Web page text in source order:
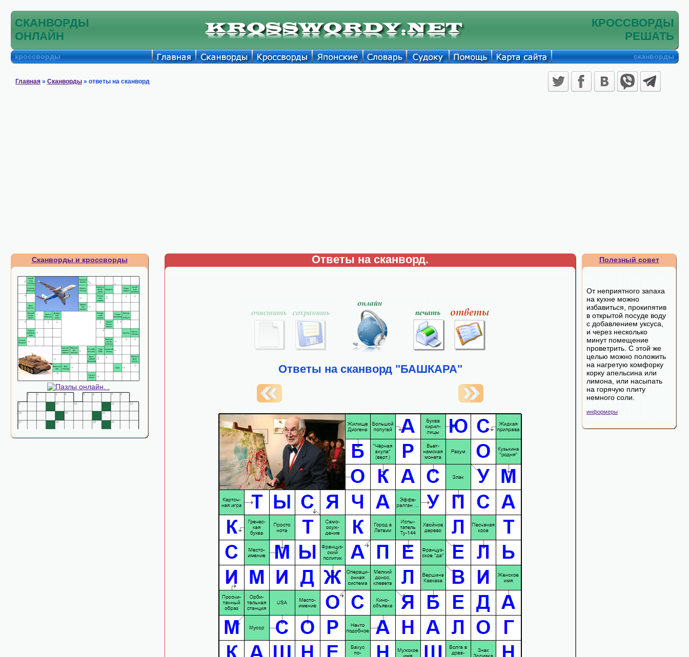
СКАНВОРДЫ
ОНЛАЙН
КРОССВОРДЫ
РЕШАТЬ
кроссворды сканворды
Главная » Сканворды » ответы на сканворд
Сканворды и кроссворды Ответы на сканворд.
Ответы на сканворд "БАШКАРА"
Полезный совет
От неприятного запаха
на кухне можно
избавиться, прокипятив
в открытой посуде воду
с добавлением уксуса,
и через несколько
минут помещение
проветрить. С этой же
целью можно положить
на нагретую комфорку
корку апельсина или
лимона, или насыпать
на горячую плиту
немного соли.
информеры